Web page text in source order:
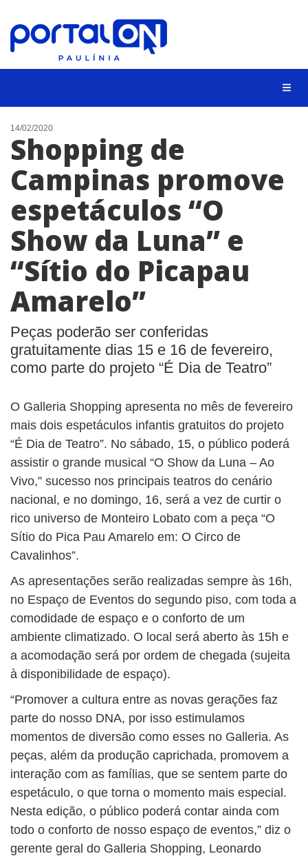
CIDADES
EVENTOS
EMPREGO
ANIVERSÁRIO DAS CIDADES
ANUNCIE
CONTATO
14/02/2020
Shopping de
Campinas promove
espetáculos “O
Show da Luna” e
“Sítio do Picapau
Amarelo”
Peças poderão ser conferidas
gratuitamente dias 15 e 16 de fevereiro,
como parte do projeto “É Dia de Teatro”
O Galleria Shopping apresenta no mês de fevereiro
mais dois espetáculos infantis gratuitos do projeto
“É Dia de Teatro”. No sábado, 15, o público poderá
assistir o grande musical “O Show da Luna – Ao
Vivo,” sucesso nos principais teatros do cenário
nacional, e no domingo, 16, será a vez de curtir o
rico universo de Monteiro Lobato com a peça “O
Sítio do Pica Pau Amarelo em: O Circo de
Cavalinhos”.
As apresentações serão realizadas sempre às 16h,
no Espaço de Eventos do segundo piso, com toda a
comodidade de espaço e o conforto de um
ambiente climatizado. O local será aberto às 15h e
a acomodação será por ordem de chegada (sujeita
à disponibilidade de espaço).
“Promover a cultura entre as novas gerações faz
parte do nosso DNA, por isso estimulamos
momentos de diversão como esses no Galleria. As
peças, além da produção caprichada, promovem a
interação com as famílias, que se sentem parte do
espetáculo, o que torna o momento mais especial.
Nesta edição, o público poderá contar ainda com
todo o conforto de nosso espaço de eventos,” diz o
gerente geral do Galleria Shopping, Leonardo